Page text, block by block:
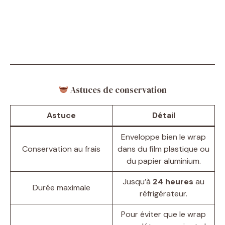
Astuces de conservation
Astuce Détail
Conservation au frais
Enveloppe bien le wrap
dans du film plastique ou
du papier aluminium.
Durée maximale
Jusqu’à 24 heures au
réfrigérateur.
Pour éviter que le wrap